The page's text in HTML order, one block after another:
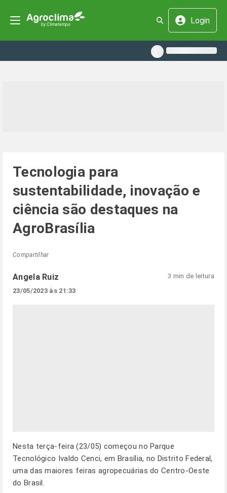
Login
Tecnologia para
sustentabilidade, inovação e
ciência são destaques na
AgroBrasília
Compartilhar
Angela Ruiz
23/05/2023 às 21:33
3 min de leitura
Nesta terça-feira (23/05) começou no Parque
Tecnológico Ivaldo Cenci, em Brasília, no Distrito Federal,
uma das maiores feiras agropecuárias do Centro-Oeste
do Brasil.